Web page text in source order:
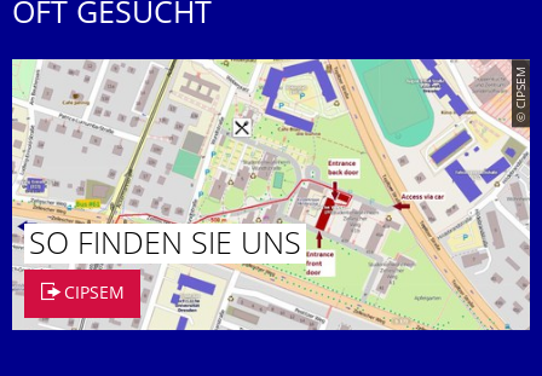
OFT GESUCHT
© CIPSEM
SO FINDEN SIE UNS
CIPSEM